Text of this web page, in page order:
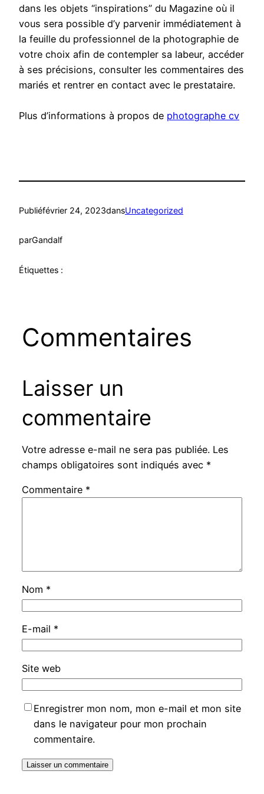
dans les objets “inspirations” du Magazine où il
vous sera possible d’y parvenir immédiatement à
la feuille du professionnel de la photographie de
votre choix afin de contempler sa labeur, accéder
à ses précisions, consulter les commentaires des
mariés et rentrer en contact avec le prestataire.
Plus d’informations à propos de photographe cv
Publiéfévrier 24, 2023dansUncategorized
parGandalf
Étiquettes :
Commentaires
Laisser un
commentaire
Votre adresse e-mail ne sera pas publiée. Les
champs obligatoires sont indiqués avec *
Commentaire *
Nom *
E-mail *
Site web
Enregistrer mon nom, mon e-mail et mon site
dans le navigateur pour mon prochain
commentaire.